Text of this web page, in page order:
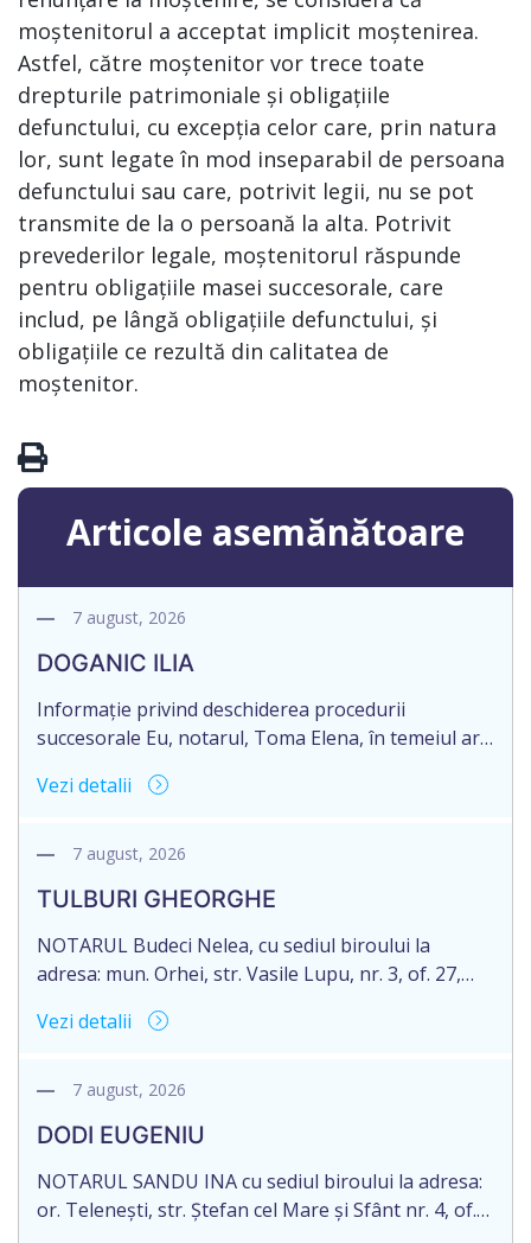
moștenitorul a acceptat implicit moștenirea.
Astfel, către moștenitor vor trece toate
drepturile patrimoniale și obligațiile
defunctului, cu excepția celor care, prin natura
lor, sunt legate în mod inseparabil de persoana
defunctului sau care, potrivit legii, nu se pot
transmite de la o persoană la alta. Potrivit
prevederilor legale, moștenitorul răspunde
pentru obligațiile masei succesorale, care
includ, pe lângă obligațiile defunctului, și
obligațiile ce rezultă din calitatea de
moștenitor.
Articole asemănătoare
7 august, 2026
DOGANIC ILIA
Informație privind deschiderea procedurii
succesorale Eu, notarul, Toma Elena, în temeiul art.
notific Moștenitorii/ persoană care are un interes
notariale în urma decesului cet. DOGANIC ILIA,
2007040006216. Eliberarea certificatului de
moștenitor este planificată în prealabil pentru […]
Vezi detalii
7 august, 2026
TULBURI GHEORGHE
NOTARUL Budeci Nelea, cu sediul biroului la
adresa: mun. Orhei, str. Vasile Lupu, nr. 3, of. 27,
în urma decesului cet. TULBURI GHEORGHE,
decedat/ă la 16 mai 2026. Eliberarea certificatului de
de 16.05.2027 termenul de opțiune pentru
acceptarea […]
Vezi detalii
7 august, 2026
DODI EUGENIU
NOTARUL SANDU INA cu sediul biroului la adresa:
or. Telenești, str. Ștefan cel Mare și Sfânt nr. 4, of.